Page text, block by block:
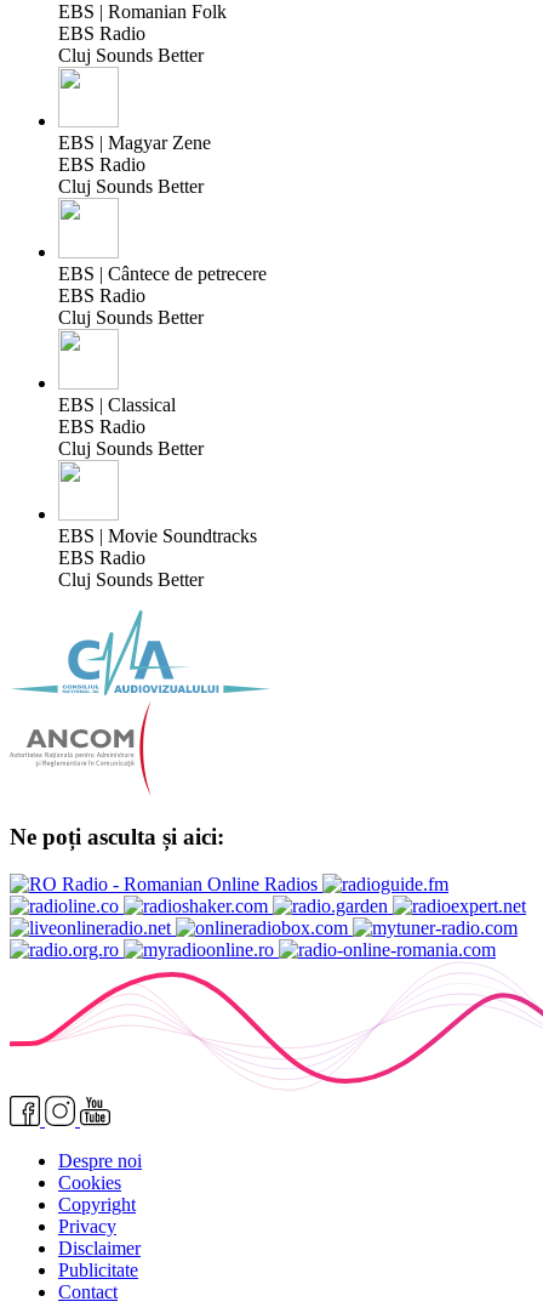
EBS | Romanian Folk
EBS Radio
Cluj Sounds Better
EBS | Magyar Zene
EBS Radio
Cluj Sounds Better
EBS | Cântece de petrecere
EBS Radio
Cluj Sounds Better
EBS | Classical
EBS Radio
Cluj Sounds Better
EBS | Movie Soundtracks
EBS Radio
Cluj Sounds Better
Ne poți asculta și aici:
Despre noi
Cookies
Copyright
Privacy
Disclaimer
Publicitate
Contact